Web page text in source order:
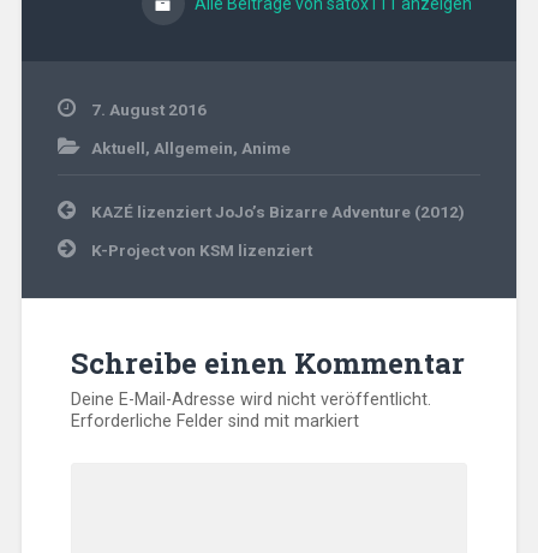
7. August 2016
Aktuell, Allgemein, Anime
Beitragsnavigation
KAZÉ lizenziert JoJo’s Bizarre Adventure (2012)
K-Project von KSM lizenziert
Schreibe einen Kommentar
Deine E-Mail-Adresse wird nicht veröffentlicht.
Erforderliche Felder sind mitmarkiert